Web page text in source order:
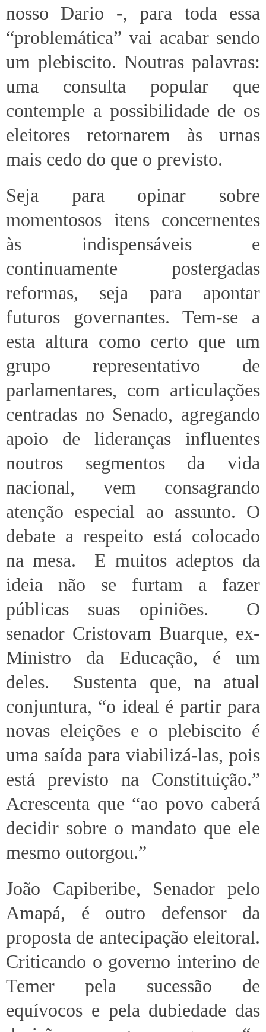
nosso Dario -, para toda essa
“problemática” vai acabar sendo
um plebiscito. Noutras palavras:
uma consulta popular que
contemple a possibilidade de os
eleitores retornarem às urnas
mais cedo do que o previsto.
Seja para opinar sobre
momentosos itens concernentes
às indispensáveis e
continuamente postergadas
reformas, seja para apontar
futuros governantes. Tem-se a
esta altura como certo que um
grupo representativo de
parlamentares, com articulações
centradas no Senado, agregando
apoio de lideranças influentes
noutros segmentos da vida
nacional, vem consagrando
atenção especial ao assunto. O
debate a respeito está colocado
na mesa. E muitos adeptos da
ideia não se furtam a fazer
públicas suas opiniões. O
senador Cristovam Buarque, ex-
Ministro da Educação, é um
deles. Sustenta que, na atual
conjuntura, “o ideal é partir para
novas eleições e o plebiscito é
uma saída para viabilizá-las, pois
está previsto na Constituição.”
Acrescenta que “ao povo caberá
decidir sobre o mandato que ele
mesmo outorgou.”
João Capiberibe, Senador pelo
Amapá, é outro defensor da
proposta de antecipação eleitoral.
Criticando o governo interino de
Temer pela sucessão de
equívocos e pela dubiedade das